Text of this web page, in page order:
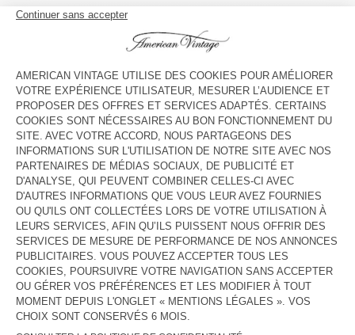
S M L XL
Le mannequin mesure 188 cm et porte une taille M
GUIDE DES TAILLES
Livraison estimée entre le mardi 11 août et le jeudi 13 août
AJOUTER AU PANIER
DESCRIPTION
TAILLE ET COUPE
COMPOSITION